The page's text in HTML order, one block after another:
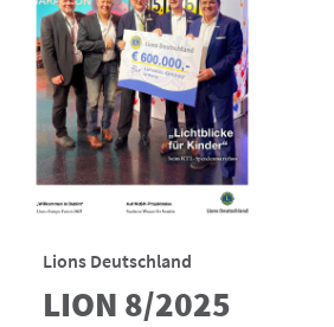
Lions Deutschland
LION 8/2025